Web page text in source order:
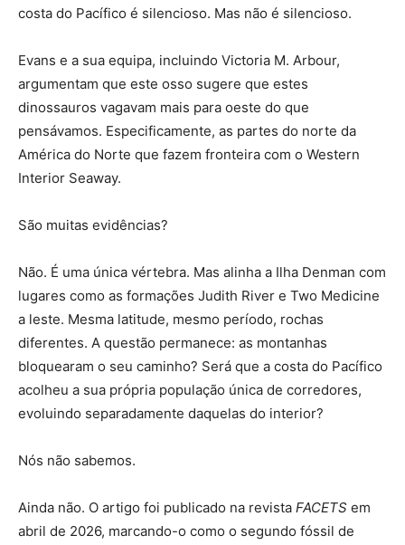
costa do Pacífico é silencioso. Mas não é silencioso.
Evans e a sua equipa, incluindo Victoria M. Arbour,
argumentam que este osso sugere que estes
dinossauros vagavam mais para oeste do que
pensávamos. Especificamente, as partes do norte da
América do Norte que fazem fronteira com o Western
Interior Seaway.
São muitas evidências?
Não. É uma única vértebra. Mas alinha a Ilha Denman com
lugares como as formações Judith River e Two Medicine
a leste. Mesma latitude, mesmo período, rochas
diferentes. A questão permanece: as montanhas
bloquearam o seu caminho? Será que a costa do Pacífico
acolheu a sua própria população única de corredores,
evoluindo separadamente daquelas do interior?
Nós não sabemos.
Ainda não. O artigo foi publicado na revista FACETS em
abril de 2026, marcando-o como o segundo fóssil de